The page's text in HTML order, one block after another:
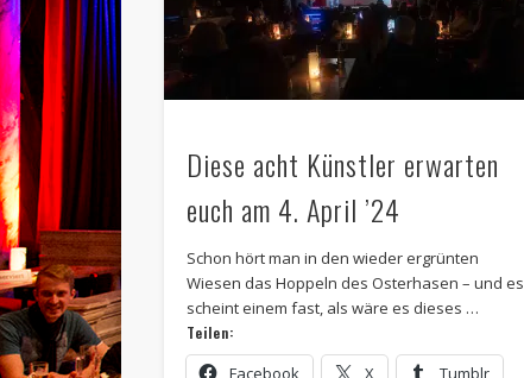
Diese acht Künstler erwarten
euch am 4. April ’24
Schon hört man in den wieder ergrünten
Wiesen das Hoppeln des Osterhasen – und es
scheint einem fast, als wäre es dieses …
Teilen:
Facebook X Tumblr